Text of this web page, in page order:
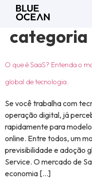
Categoria:
categoria
O que é SaaS? Entenda o
global de tecnologia.
Se você trabalha com
operação digital, já
rapidamente para
online. Entre todos, um
previsibilidade e adoção
Service. O mercado de
economia […]